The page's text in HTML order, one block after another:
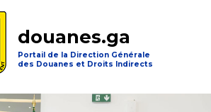
douanes.ga
Portail de la Direction Générale
des Douanes et Droits Indirects